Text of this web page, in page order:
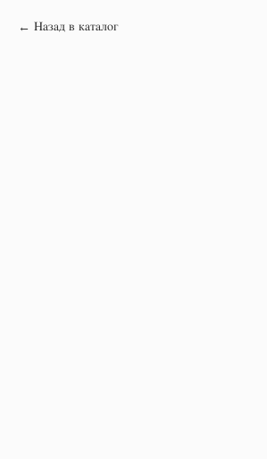
Назад в каталог